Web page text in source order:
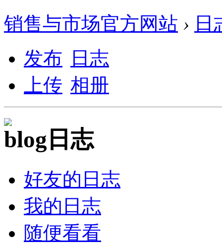
销售与市场官方网站 › 日
发布
日志
上传 相册
日志
好友的日志
我的日志
随便看看